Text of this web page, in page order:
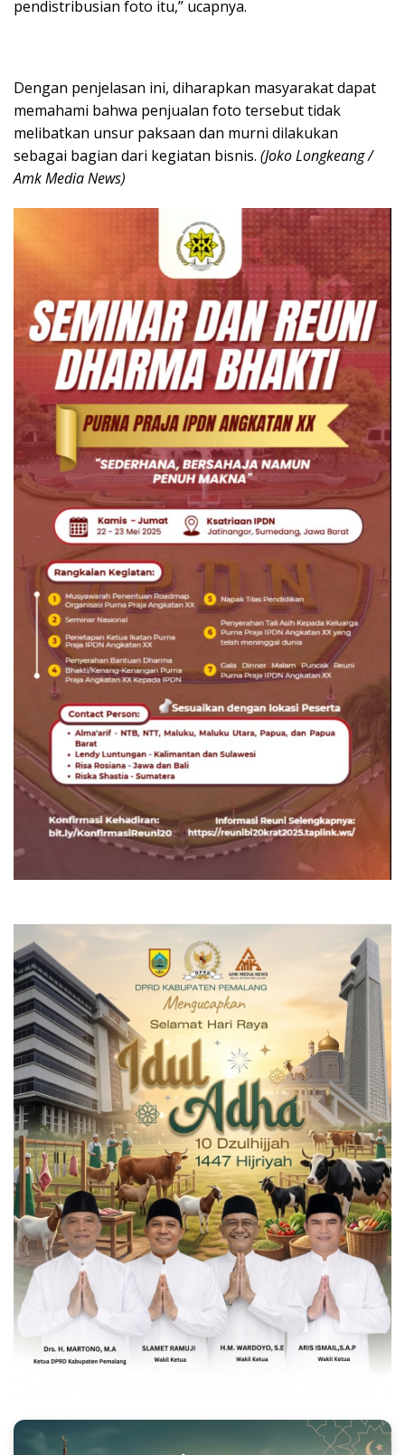
pendistribusian foto itu,” ucapnya.
Dengan penjelasan ini, diharapkan masyarakat dapat
memahami bahwa penjualan foto tersebut tidak
melibatkan unsur paksaan dan murni dilakukan
sebagai bagian dari kegiatan bisnis. (Joko Longkeang /
Amk Media News)